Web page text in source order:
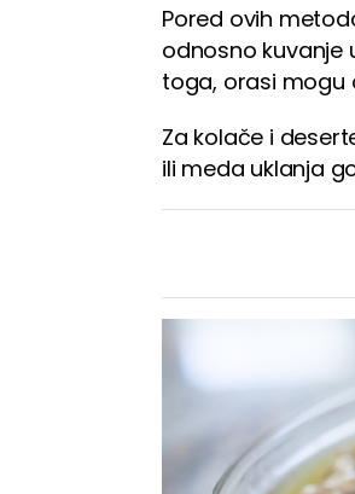
Pored ovih
odnosno kuvanje
toga, orasi mogu
Za kolače i
ili meda uklanja